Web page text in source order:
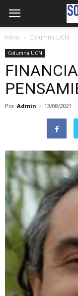
Inicio Columna UCN
Columna UCN
Por Admin - 13/08/2021